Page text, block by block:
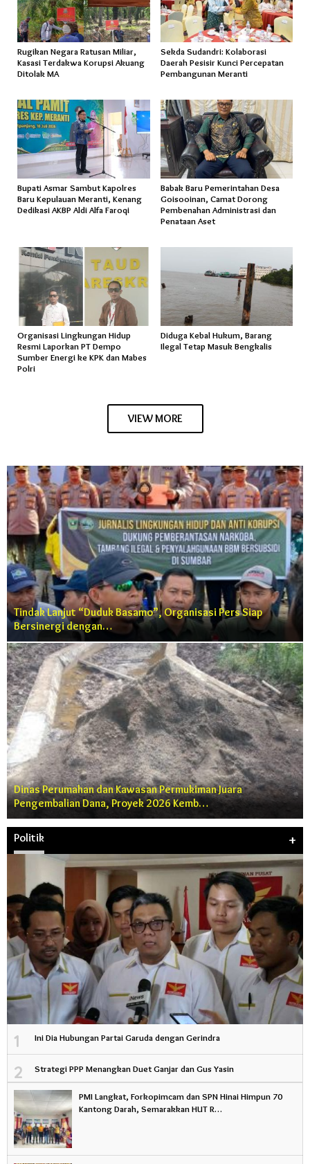
Rugikan Negara Ratusan Miliar,
Kasasi Terdakwa Korupsi Akuang
Ditolak MA
Sekda Sudandri: Kolaborasi
Daerah Pesisir Kunci Percepatan
Pembangunan Meranti
Bupati Asmar Sambut Kapolres
Baru Kepulauan Meranti, Kenang
Dedikasi AKBP Aldi Alfa Faroqi
Babak Baru Pemerintahan Desa
Goisooinan, Camat Dorong
Pembenahan Administrasi dan
Penataan Aset
Organisasi Lingkungan Hidup
Resmi Laporkan PT Dempo
Sumber Energi ke KPK dan Mabes
Polri
Diduga Kebal Hukum, Barang
Ilegal Tetap Masuk Bengkalis
VIEW MORE
Tindak Lanjut “Duduk Basamo”, Organisasi Pers Siap
Bersinergi dengan…
Dinas Perumahan dan Kawasan Permukiman Juara
Pengembalian Dana, Proyek 2026 Kemb…
Politik +
1 Ini Dia Hubungan Partai Garuda dengan Gerindra
2 Strategi PPP Menangkan Duet Ganjar dan Gus Yasin
PMI Langkat, Forkopimcam dan SPN Hinai Himpun 70
Kantong Darah, Semarakkan HUT R…